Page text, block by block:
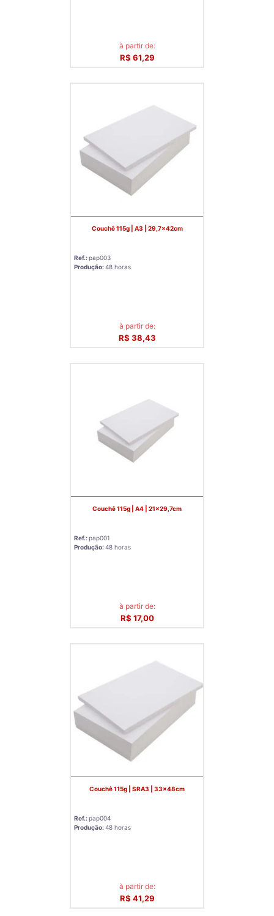
à partir de:
R$ 61,29
Couchê 115g | A3 | 29,7x42cm
Ref.:pap003
Produção:48 horas
à partir de:
R$ 38,43
Couchê 115g | A4 | 21x29,7cm
Ref.:pap001
Produção:48 horas
à partir de:
R$ 17,00
Couchê 115g | SRA3 | 33x48cm
Ref.:pap004
Produção:48 horas
à partir de:
R$ 41,29